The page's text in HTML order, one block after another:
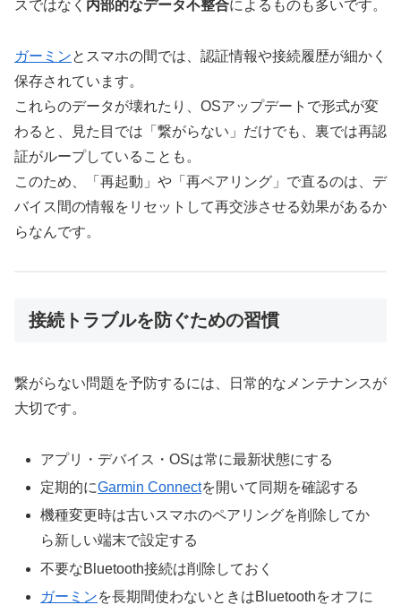
スではなく 内部的なデータ不整合によるものも多いです。
ガーミンとスマホの間では、認証情報や接続履歴が細かく
保存されています。
これらのデータが壊れたり、OSアップデートで形式が変
わると、見た目では「繋がらない」だけでも、裏では再認
証がループしていることも。
このため、「再起動」や「再ペアリング」で直るのは、デ
バイス間の情報をリセットして再交渉させる効果があるか
らなんです。
接続トラブルを防ぐための習慣
繋がらない問題を予防するには、日常的なメンテナンスが
大切です。
アプリ・デバイス・OSは常に最新状態にする
定期的にGarmin Connectを開いて同期を確認する
機種変更時は古いスマホのペアリングを削除してか
ら新しい端末で設定する
不要なBluetooth接続は削除しておく
ガーミンを長期間使わないときはBluetoothをオフに